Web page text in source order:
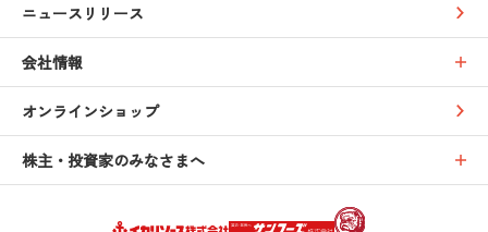
ニュースリリース
会社情報
オンラインショップ
株主・投資家のみなさまへ